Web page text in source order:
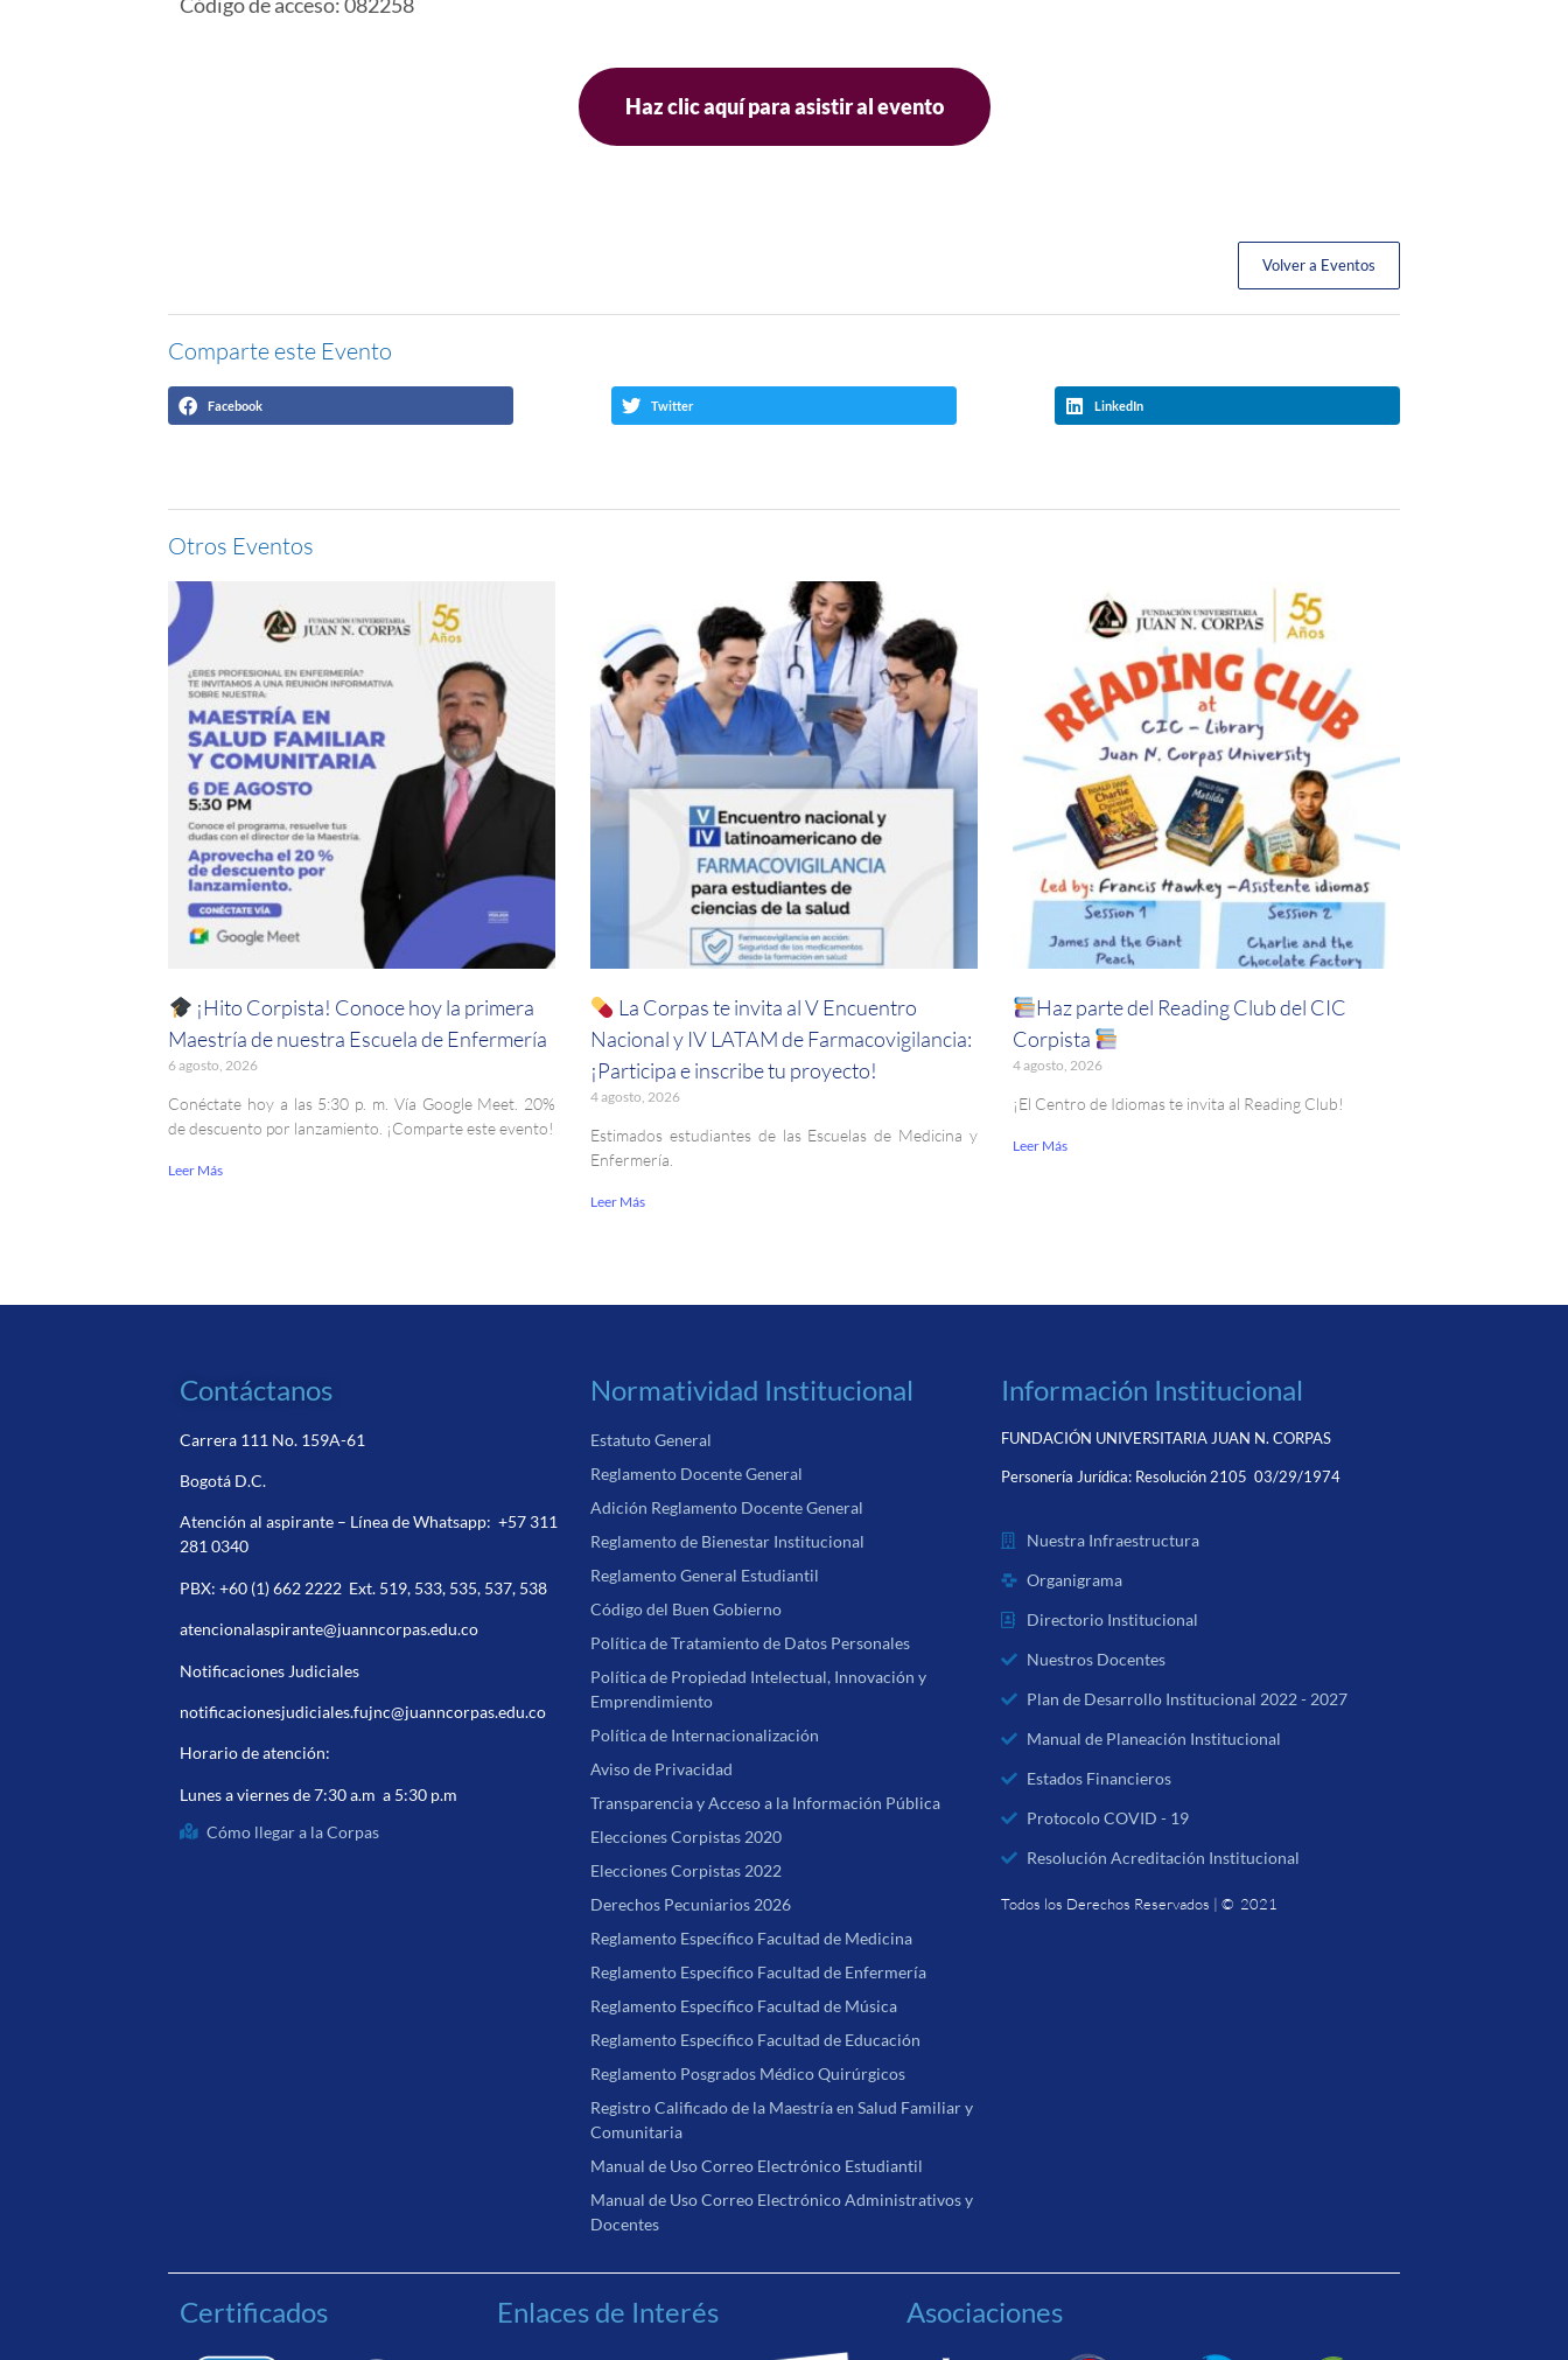
Haz clic aquí para asistir al evento
Volver a Eventos
Comparte este Evento
Facebook Twitter LinkedIn
Otros Eventos
¡Hito Corpista! Conoce hoy la primera
Maestría de nuestra Escuela de Enfermería
6 agosto, 2026
Conéctate hoy a las 5:30 p. m. Vía Google Meet. 20%
de descuento por lanzamiento. ¡Comparte este evento!
Leer Más
La Corpas te invita al V Encuentro
Nacional y IV LATAM de Farmacovigilancia:
¡Participa e inscribe tu proyecto!
4 agosto, 2026
Estimados estudiantes de las Escuelas de Medicina y
Enfermería.
Leer Más
Haz parte del Reading Club del CIC
Corpista
4 agosto, 2026
¡El Centro de Idiomas te invita al Reading Club!
Leer Más
Contáctanos
Carrera 111 No. 159A-61
Bogotá D.C.
Atención al aspirante – Línea de Whatsapp:+57 311
281 0340
PBX:+60 (1) 662 2222 Ext. 519, 533, 535, 537, 538
atencionalaspirante@juanncorpas.edu.co
Notificaciones Judiciales
notificacionesjudiciales.fujnc@juanncorpas.edu.co
Horario de atención:
Lunes a viernes de 7:30 a.m a 5:30 p.m
Cómo llegar a la Corpas
Normatividad Institucional
Estatuto General
Reglamento Docente General
Adición Reglamento Docente General
Reglamento de Bienestar Institucional
Reglamento General Estudiantil
Código del Buen Gobierno
Política de Tratamiento de Datos Personales
Política de Propiedad Intelectual, Innovación y
Emprendimiento
Política de Internacionalización
Aviso de Privacidad
Transparencia y Acceso a la Información Pública
Elecciones Corpistas 2020
Elecciones Corpistas 2022
Derechos Pecuniarios 2026
Reglamento Específico Facultad de Medicina
Reglamento Específico Facultad de Enfermería
Reglamento Específico Facultad de Música
Reglamento Específico Facultad de Educación
Reglamento Posgrados Médico Quirúrgicos
Registro Calificado de la Maestría en Salud Familiar y
Comunitaria
Manual de Uso Correo Electrónico Estudiantil
Manual de Uso Correo Electrónico Administrativos y
Docentes
Información Institucional
FUNDACIÓN UNIVERSITARIA JUAN N. CORPAS
Personería Jurídica: Resolución 2105 03/29/1974
Nuestra Infraestructura
Organigrama
Directorio Institucional
Nuestros Docentes
Plan de Desarrollo Institucional 2022 - 2027
Manual de Planeación Institucional
Estados Financieros
Protocolo COVID - 19
Resolución Acreditación Institucional
Todos los Derechos Reservados | © 2021
Certificados Enlaces de Interés Asociaciones